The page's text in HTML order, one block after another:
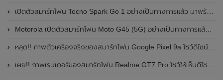
เปิดตัวสมาร์ทโฟน Tecno Spark Go 1 อย่างเป็นทางการแล้ว มาพร้อมหน้าจอแสดงผล LCD / 120Hz , แบตเตอรี่ 5,000mAh และใช้ชิปเซ็ต Unisoc
Motorola เปิดตัวสมาร์ทโฟน Moto G45 (5G) อย่างเป็นทางการแล้วในอินเดีย
หลุด!! ภาพตัวเครื่องจริงของสมาร์ทโฟน Google Pixel 9a โชว์ดีไซน์ใหม่ กล้องหลังแบนราบ ไม่มีกรอบของกล้องแล้ว
เผย!! ภาพเรนเดอร์ของสมาร์ทโฟน Realme GT7 Pro โชว์ให้เห็นดีไซน์ใหม่ พร้อมเผยรายละเอียดสเปกที่สำคัญบางส่วน